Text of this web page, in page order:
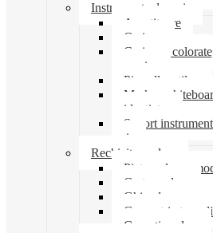
Instrumente de scris
Ascutitoare
Carioca
Creioane
mecanice
Pix roller stilou
Marker
evidentiator
Suport
scris
Rechizite scolare
Pictura desen
Creta scolara
Ghiozdane penare
Geometrie trusa
Coperti scolare